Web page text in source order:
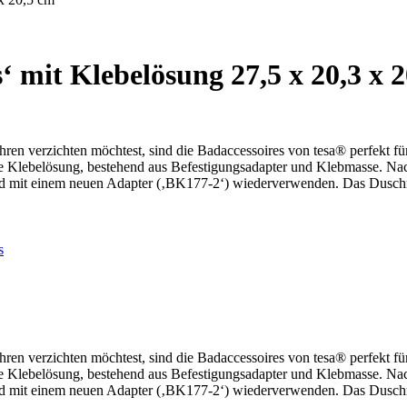
mit Klebelösung 27,5 x 20,3 x
verzichten möchtest, sind die Badaccessoires von tesa® perfekt
bestehend aus Befestigungsadapter und Klebmasse.
einem neuen Adapter (‚BK177-2‘) wiederverwenden. Das
verzichten möchtest, sind die Badaccessoires von tesa® perfekt
bestehend aus Befestigungsadapter und Klebmasse.
einem neuen Adapter (‚BK177-2‘) wiederverwenden. Das